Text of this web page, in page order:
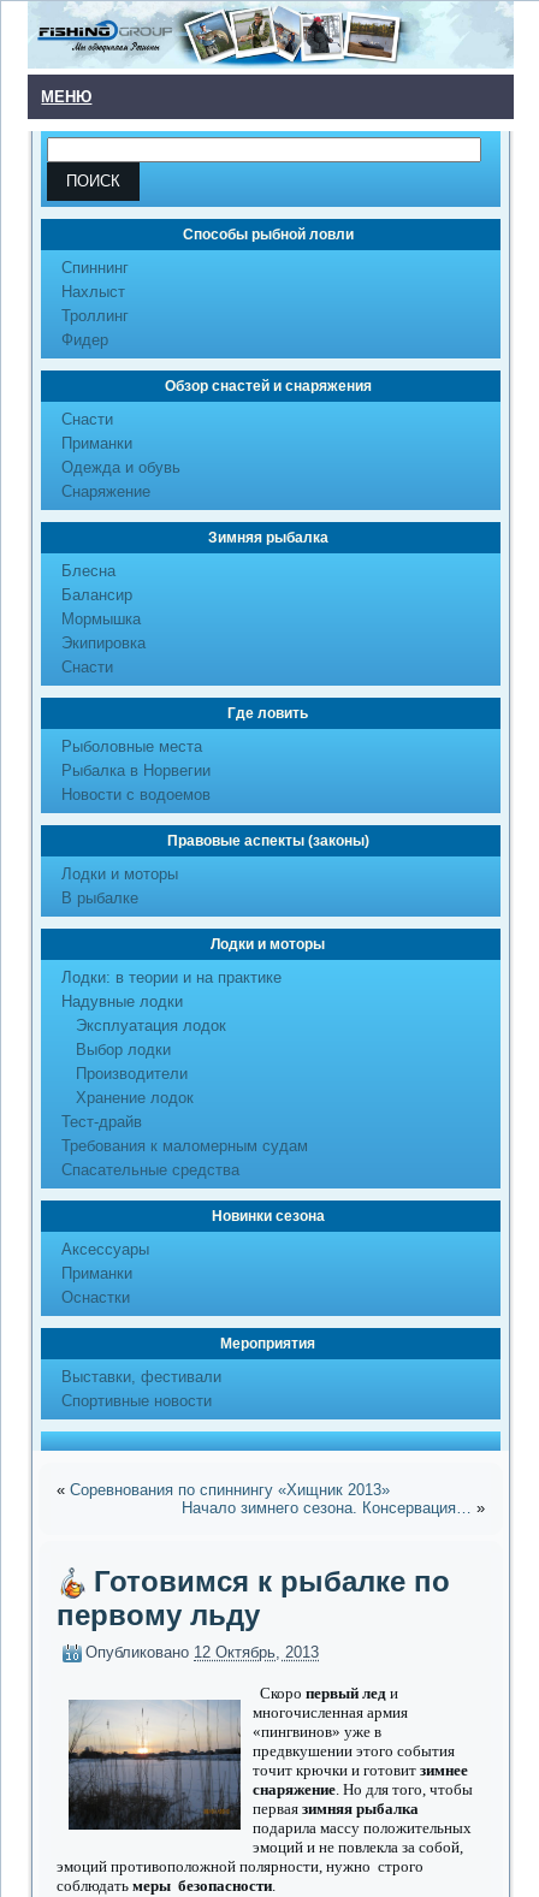
МЕНЮ
Способы рыбной ловли
Cпиннинг
Нахлыст
Троллинг
Фидер
Обзор снастей и снаряжения
Снасти
Приманки
Одежда и обувь
Снаряжение
Зимняя рыбалка
Блесна
Балансир
Мормышка
Экипировка
Снасти
Где ловить
Рыболовные места
Рыбалка в Норвегии
Новости с водоемов
Правовые аспекты (законы)
Лодки и моторы
В рыбалке
Лодки и моторы
Лодки: в теории и на практике
Надувные лодки
Эксплуатация лодок
Выбор лодки
Производители
Хранение лодок
Тест-драйв
Требования к маломерным судам
Спасательные средства
Новинки сезона
Аксессуары
Приманки
Оснастки
Мероприятия
Выставки, фестивали
Спортивные новости
«Соревнования по спиннингу «Хищник 2013»
Начало зимнего сезона. Консервация…
»
Готовимся к рыбалке по
первому льду
Опубликовано 12 Октябрь, 2013
Скоропервый лед и
многочисленная армия
«пингвинов» уже в
предвкушении этого события
точит крючки и готовитзимнее
снаряжение. Но для того, чтобы
перваязимняя рыбалка
подарила массу положительных
эмоций и не повлекла за собой,
эмоций противоположной полярности, нужно строго
соблюдатьмеры безопасности.